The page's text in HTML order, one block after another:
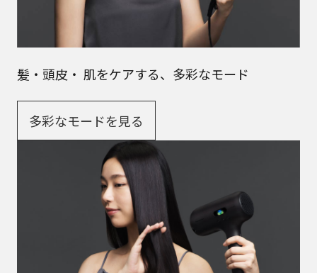
髪・頭皮・ 肌をケアする、多彩なモード
多彩なモードを見る